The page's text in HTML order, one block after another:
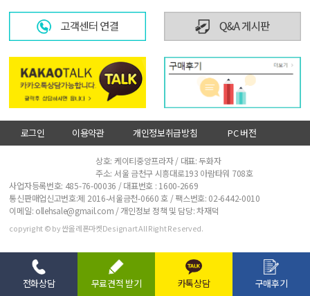
로그인 이용약관 개인정보취급방침
PC 버전
상호: 케이티중앙프라자 / 대표: 두화자
주소: 서울 금천구 시흥대로193 아람타워 708호
사업자등록번호: 485-76-00036 / 대표번호 : 1600-2669
통신판매업신고번호:제 2016-서울금천-0660 호 / 팩스번호: 02-6442-0010
이메일: ollehsale@gmail.com / 개인정보 정책 및 담당: 차재덕
copyright © by 싼올레폰마켓Designart All Right Reserved.
전화상담 무료견적 받기 카톡상담 구매후기